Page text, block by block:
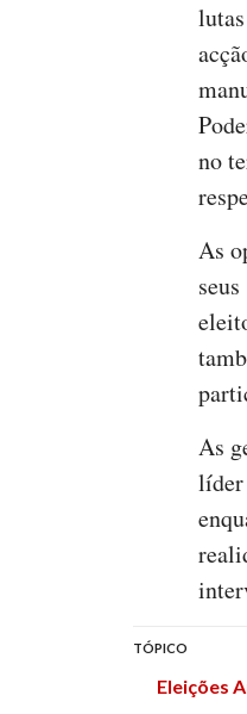
no
As
As
líder
TÓPICO
Eleições